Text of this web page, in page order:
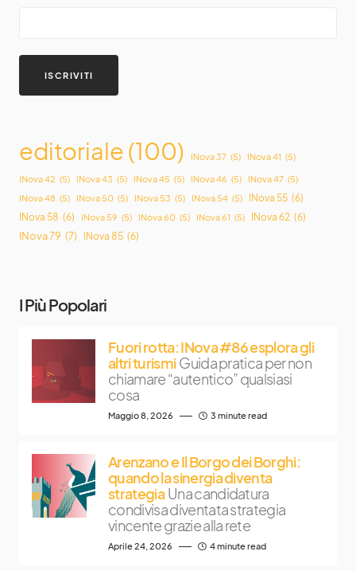
editoriale(100) INova 37 (5) INova 41 (5)
INova 42 (5) INova 43 (5) INova 45 (5) INova 46 (5) INova 47 (5)
INova 48 (5) INova 50 (5) INova 53 (5) INova 54 (5) INova 55 (6)
INova 58 (6) INova 59 (5) INova 60 (5) INova 61 (5) INova 62 (6)
INova 79 (7) INova 85 (6)
I Più Popolari
Fuori rotta: INova #86 esplora gli
altri turismi Guida pratica per non
chiamare “autentico” qualsiasi
cosa
Maggio 8, 2026 3 minute read
Arenzano e Il Borgo dei Borghi:
quando la sinergia diventa
strategia Una candidatura
condivisa diventata strategia
vincente grazie alla rete
Aprile 24, 2026 4 minute read